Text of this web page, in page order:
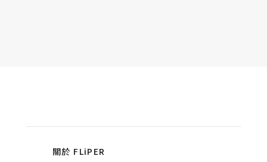
關於 FLiPER